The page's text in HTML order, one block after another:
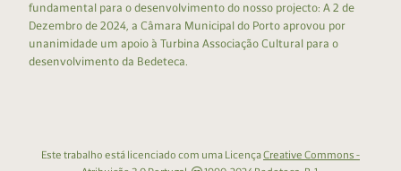
fundamental para o desenvolvimento do nosso projecto: A 2 de
Dezembro de 2024, a Câmara Municipal do Porto aprovou por
unanimidade um apoio à Turbina Associação Cultural para o
desenvolvimento da Bedeteca.
Este trabalho está licenciado com uma LicençaCreative Commons -